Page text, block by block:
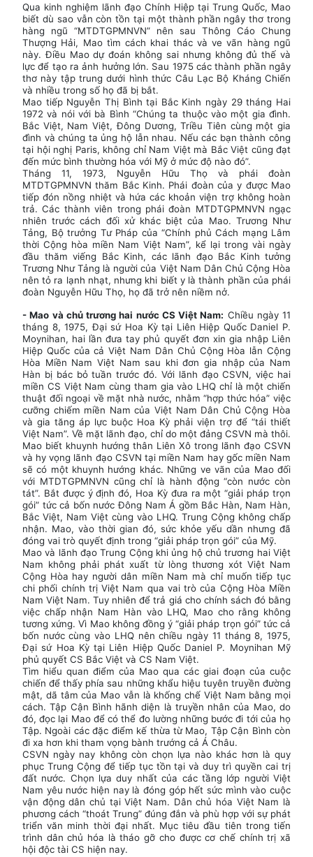
Qua kinh nghiệm lãnh đạo Chính Hiệp tại Trung Quốc, Mao
biết dù sao vẫn còn tồn tại một thành phần ngây thơ trong
hàng ngũ “MTDTGPMNVN” nên sau Thông Cáo Chung
Thượng Hải, Mao tìm cách khai thác và ve vãn hàng ngũ
này. Điều Mao dự đoán không sai nhưng không đủ thế và
lực để tạo ra ảnh hưởng lớn. Sau 1975 các thành phần ngây
thơ này tập trung dưới hình thức Câu Lạc Bộ Kháng Chiến
và nhiều trong số họ đã bị bắt.
Mao tiếp Nguyễn Thị Bình tại Bắc Kinh ngày 29 tháng Hai
1972 và nói với bà Bình “Chúng ta thuộc vào một gia đình.
Bắc Việt, Nam Việt, Đông Dương, Triều Tiên cùng một gia
đình và chúng ta ủng hộ lẫn nhau. Nếu các bạn thành công
tại hội nghị Paris, không chỉ Nam Việt mà Bắc Việt cũng đạt
đến mức bình thường hóa với Mỹ ở mức độ nào đó”.
Tháng 11, 1973, Nguyễn Hữu Thọ và phái đoàn
MTDTGPMNVN thăm Bắc Kinh. Phái đoàn của y được Mao
tiếp đón nồng nhiệt và hứa các khoản viện trợ không hoàn
trả. Các thành viên trong phái đoàn MTDTGPMNVN ngạc
nhiên trước cách đối xử khác biệt của Mao. Trương Như
Tảng, Bộ trưởng Tư Pháp của “Chính phủ Cách mạng Lâm
thời Cộng hòa miền Nam Việt Nam”, kể lại trong vài ngày
đầu thăm viếng Bắc Kinh, các lãnh đạo Bắc Kinh tưởng
Trương Như Tảng là người của Việt Nam Dân Chủ Cộng Hòa
nên tỏ ra lạnh nhạt, nhưng khi biết y là thành phần của phái
đoàn Nguyễn Hữu Thọ, họ đã trở nên niềm nở.
- Mao và chủ trương hai nước CS Việt Nam: Chiều ngày 11
tháng 8, 1975, Đại sứ Hoa Kỳ tại Liên Hiệp Quốc Daniel P.
Moynihan, hai lần đưa tay phủ quyết đơn xin gia nhập Liên
Hiệp Quốc của cả Việt Nam Dân Chủ Cộng Hòa lẫn Cộng
Hòa Miền Nam Việt Nam sau khi đơn gia nhập của Nam
Hàn bị bác bỏ tuần trước đó. Với lãnh đạo CSVN, việc hai
miền CS Việt Nam cùng tham gia vào LHQ chỉ là một chiến
thuật đối ngoại về mặt nhà nước, nhằm “hợp thức hóa” việc
cưỡng chiếm miền Nam của Việt Nam Dân Chủ Cộng Hòa
và gia tăng áp lực buộc Hoa Kỳ phải viện trợ để “tái thiết
Việt Nam”. Về mặt lãnh đạo, chỉ do một đảng CSVN mà thôi.
Mao biết khuynh hướng thân Liên Xô trong lãnh đạo CSVN
và hy vọng lãnh đạo CSVN tại miền Nam hay gốc miền Nam
sẽ có một khuynh hướng khác. Những ve vãn của Mao đối
với MTDTGPMNVN cũng chỉ là hành động “còn nước còn
tát”. Bắt được ý định đó, Hoa Kỳ đưa ra một “giải pháp trọn
gói” tức cả bốn nước Đông Nam Á gồm Bắc Hàn, Nam Hàn,
Bắc Việt, Nam Việt cùng vào LHQ. Trung Cộng không chấp
nhận. Mao, vào thời gian đó, sức khỏe yếu dần nhưng đã
đóng vai trò quyết định trong “giải pháp trọn gói” của Mỹ.
Mao và lãnh đạo Trung Cộng khi ủng hộ chủ trương hai Việt
Nam không phải phát xuất từ lòng thương xót Việt Nam
Cộng Hòa hay người dân miền Nam mà chỉ muốn tiếp tục
chi phối chính trị Việt Nam qua vai trò của Cộng Hòa Miền
Nam Việt Nam. Tuy nhiên để trả giá cho chính sách đó bằng
việc chấp nhận Nam Hàn vào LHQ, Mao cho rằng không
tương xứng. Vì Mao không đồng ý “giải pháp trọn gói” tức cả
bốn nước cùng vào LHQ nên chiều ngày 11 tháng 8, 1975,
Đại sứ Hoa Kỳ tại Liên Hiệp Quốc Daniel P. Moynihan Mỹ
phủ quyết CS Bắc Việt và CS Nam Việt.
Tìm hiểu quan điểm của Mao qua các giai đoạn của cuộc
chiến để thấy phía sau những khẩu hiệu tuyên truyền đường
mật, dã tâm của Mao vẫn là khống chế Việt Nam bằng mọi
cách. Tập Cận Bình hãnh diện là truyền nhân của Mao, do
đó, đọc lại Mao để có thể đo lường những bước đi tới của họ
Tập. Ngoài các đặc điểm kế thừa từ Mao, Tập Cận Bình còn
đi xa hơn khi tham vọng bành trướng cả Á Châu.
CSVN ngày nay không còn chọn lựa nào khác hơn là quy
phục Trung Cộng để tiếp tục tồn tại và duy trì quyền cai trị
đất nước. Chọn lựa duy nhất của các tầng lớp người Việt
Nam yêu nước hiện nay là đóng góp hết sức mình vào cuộc
vận động dân chủ tại Việt Nam. Dân chủ hóa Việt Nam là
phương cách “thoát Trung” đúng đắn và phù hợp với sự phát
triển văn minh thời đại nhất. Mục tiêu đầu tiên trong tiến
trình dân chủ hóa là tháo gỡ cho được cơ chế chính trị xã
hội độc tài CS hiện nay.